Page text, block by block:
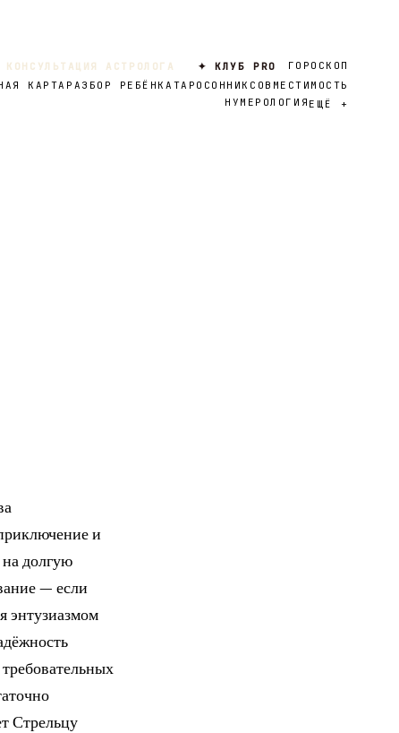
КОНСУЛЬТАЦИЯ АСТРОЛОГА ✦ КЛУБ PRO
ГОРОСКОП
КАРТА РАЗБОР РЕБЁНКА ТАРО СОННИК СОВМЕСТИМОСТЬ
НУМЕРОЛОГИЯ ЕЩЁ +
и
долгую
— если
энтузиазмом
Стрельцу